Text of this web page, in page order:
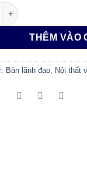
ĐẠO CAO CẤP
THÊM VÀO
Bàn lãnh đạo Nội thất